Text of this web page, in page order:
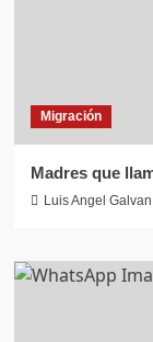
Migración
Madres que
Luis Angel Galvan